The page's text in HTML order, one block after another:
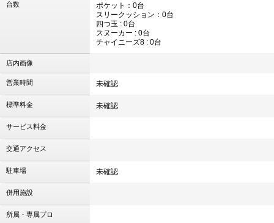
台数
ポケット：0台
スリークッション：0台
四つ玉 : 0台
スヌーカー : 0台
チャイニーズ8 : 0台
店内画像
営業時間 未確認
標準料金 未確認
サービス料金
交通アクセス
駐車場 未確認
併用施設
所属・専属プロ